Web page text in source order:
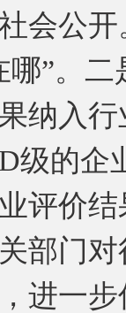
会公
哪”。
纳入
级的企
评价
部门
进一